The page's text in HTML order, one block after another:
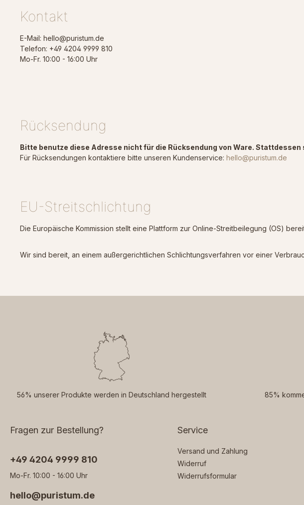
Kontakt
E-Mail: hello@puristum.de
Telefon: ‭+49 4204 9999 810‬
Mo-Fr. 10:00 - 16:00 Uhr
Rücksendung
Bitte benutze diese Adresse nicht für die Rücksendung von Ware. Stattdessen
Für Rücksendungen kontaktiere bitte unseren Kundenservice: hello@puristum.de
EU-Streitschlichtung
Die Europäische Kommission stellt eine Plattform zur Online-Streitbeilegung (OS)
Wir sind bereit, an einem außergerichtlichen Schlichtungsverfahren vor einer
56% unserer Produkte werden in Deutschland hergestellt 85%
Fragen zur Bestellung?
‭+49 4204 9999 810‬
Mo-Fr. 10:00 - 16:00 Uhr
hello@puristum.de
Service
Versand und Zahlung
Widerruf
Widerrufsformular